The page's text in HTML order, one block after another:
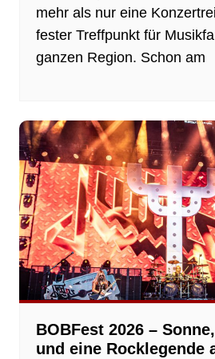
mehr als nur eine
fester Treffpunkt für
ganzen Region. Schon am
BOBFest 2026 –
und eine Rocklegende